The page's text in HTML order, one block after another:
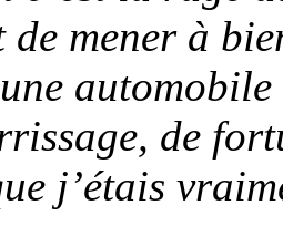
de mener à
de
j’étais